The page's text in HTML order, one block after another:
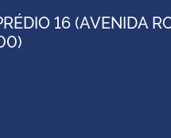
16 (AVENIDA